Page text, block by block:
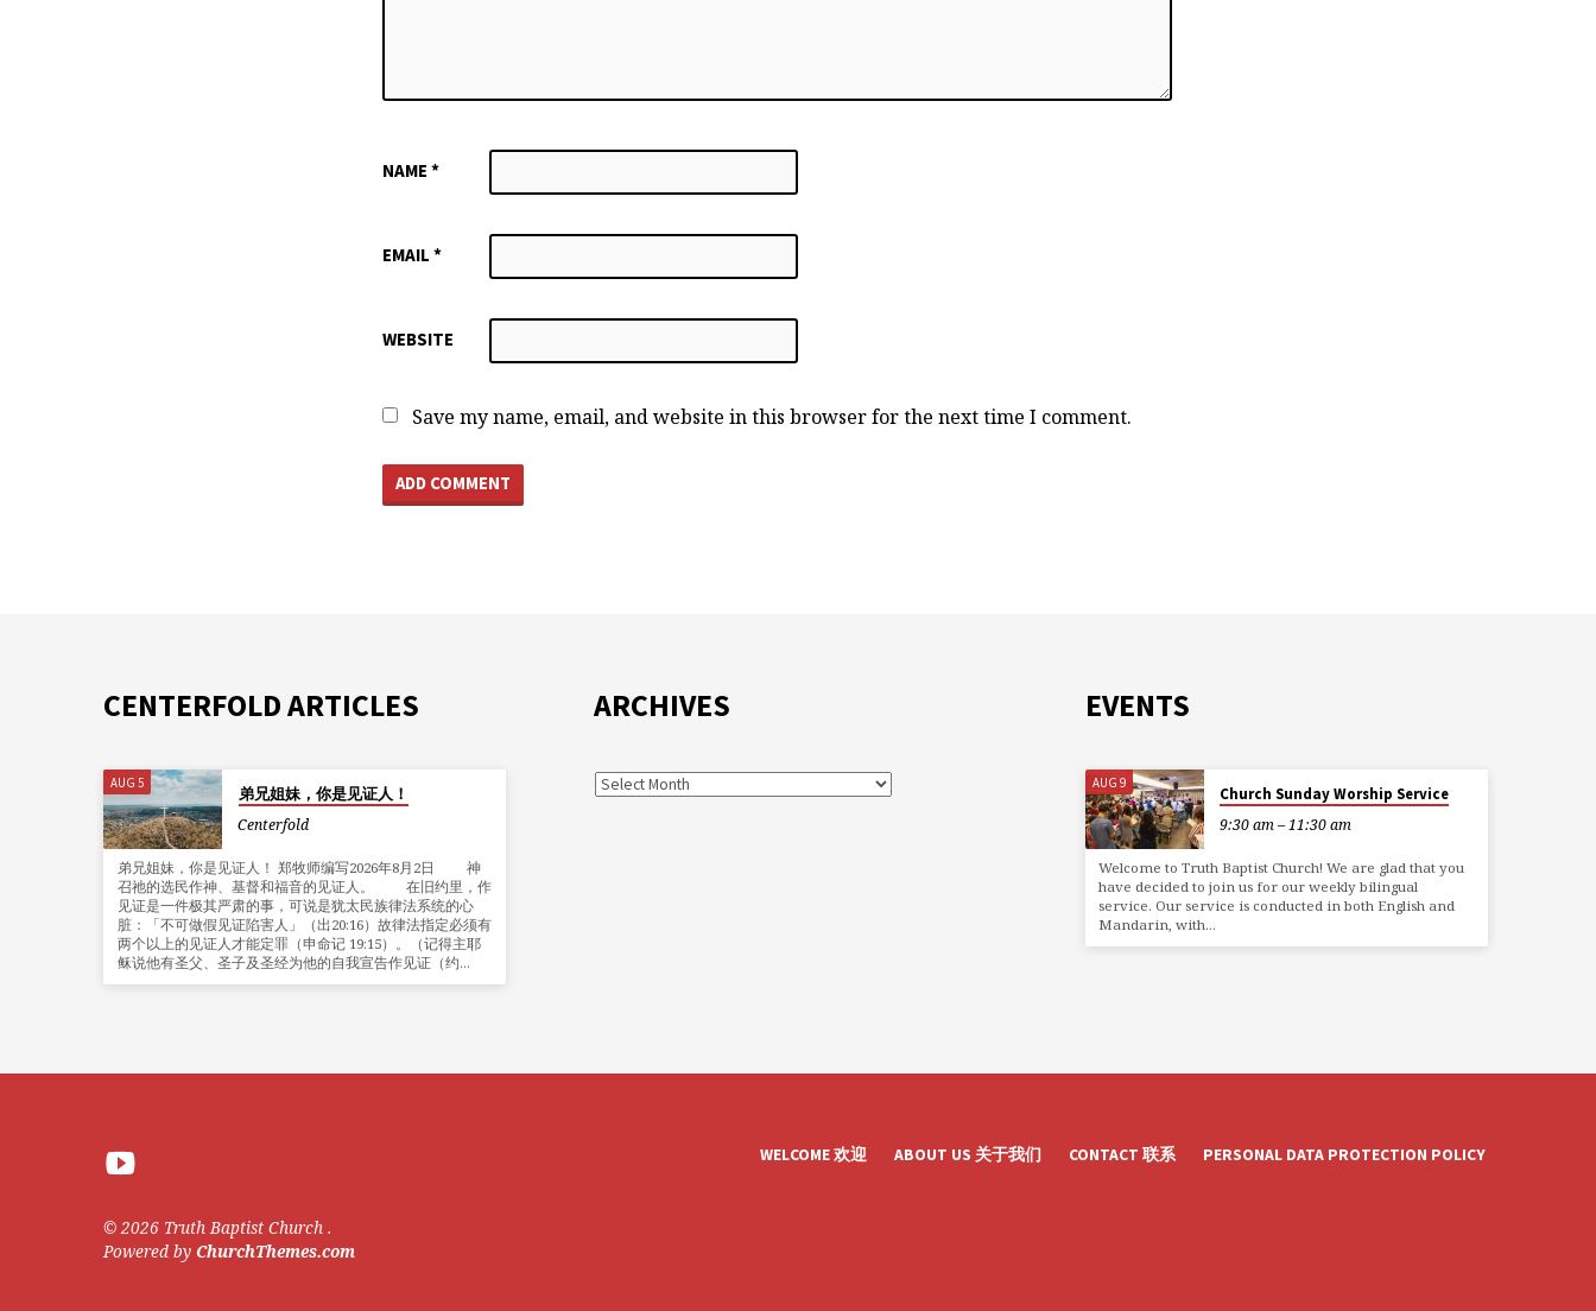
NAME *
EMAIL *
WEBSITE
Save my name, email, and website in this browser for the next time I comment.
CENTERFOLD ARTICLES
AUG 5
弟兄姐妹，你是见证人！
Centerfold
弟兄姐妹，你是见证人！ 郑牧师编写2026年8月2日 神
召祂的选民作神、基督和福音的见证人。 在旧约里，作
见证是一件极其严肃的事，可说是犹太民族律法系统的心
脏：「不可做假见证陷害人」（出20:16）故律法指定必须有
两个以上的见证人才能定罪（申命记 19:15）。（记得主耶
稣说他有圣父、圣子及圣经为他的自我宣告作见证（约…
ARCHIVES EVENTS
AUG 9
Church Sunday Worship Service
9:30 am – 11:30 am
Welcome to Truth Baptist Church! We are glad that you
have decided to join us for our weekly bilingual
service. Our service is conducted in both English and
Mandarin, with…
© 2026 Truth Baptist Church .
Powered by ChurchThemes.com
WELCOME 欢迎 ABOUT US 关于我们 CONTACT 联系 PERSONAL DATA PROTECTION POLICY